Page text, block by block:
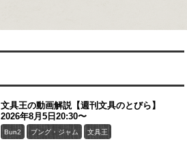
文具王の動画解説【週刊文具のとびら】
2026年8月5日20:30〜
Bun2 ブング・ジャム 文具王